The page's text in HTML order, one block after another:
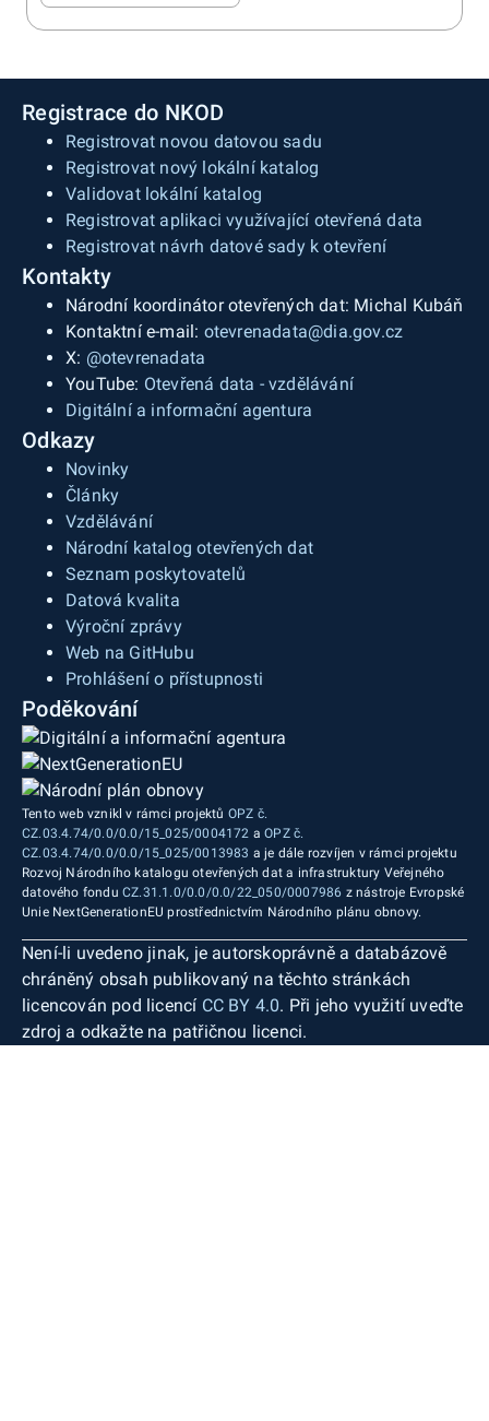
Registrace do NKOD
Registrovat novou datovou sadu
Registrovat nový lokální katalog
Validovat lokální katalog
Registrovat aplikaci využívající otevřená data
Registrovat návrh datové sady k otevření
Kontakty
Národní koordinátor otevřených dat: Michal Kubáň
Kontaktní e-mail: otevrenadata@dia.gov.cz
X: @otevrenadata
YouTube: Otevřená data - vzdělávání
Digitální a informační agentura
Odkazy
Novinky
Články
Vzdělávání
Národní katalog otevřených dat
Seznam poskytovatelů
Datová kvalita
Výroční zprávy
Web na GitHubu
Prohlášení o přístupnosti
Poděkování
Tento web vznikl v rámci projektů OPZ č.
CZ.03.4.74/0.0/0.0/15_025/0004172 aOPZ č.
CZ.03.4.74/0.0/0.0/15_025/0013983 a je dále rozvíjen v rámci projektu
Rozvoj Národního katalogu otevřených dat a infrastruktury Veřejného
datového fondu CZ.31.1.0/0.0/0.0/22_050/0007986 z nástroje Evropské
Unie NextGenerationEU prostřednictvím Národního plánu obnovy.
Není-li uvedeno jinak, je autorskoprávně a databázově
chráněný obsah publikovaný na těchto stránkách
licencován pod licencí CC BY 4.0. Při jeho využití uveďte
zdroj a odkažte na patřičnou licenci.